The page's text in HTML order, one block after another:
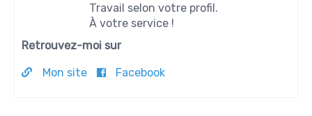
Travail selon votre profil.
À votre service !
Retrouvez-moi sur
Mon site Facebook